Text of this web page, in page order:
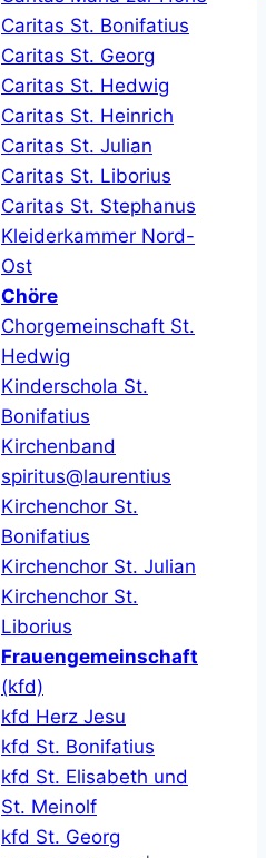
Caritas St. Bonifatius
Caritas St. Georg
Caritas St. Hedwig
Caritas St. Heinrich
Caritas St. Julian
Caritas St. Liborius
Caritas St. Stephanus
Kleiderkammer Nord-
Ost
Chöre
Chorgemeinschaft St.
Hedwig
Kinderschola St.
Bonifatius
Kirchenband
spiritus@laurentius
Kirchenchor St.
Bonifatius
Kirchenchor St. Julian
Kirchenchor St.
Liborius
Frauengemeinschaft
(kfd)
kfd Herz Jesu
kfd St. Bonifatius
kfd St. Elisabeth und
St. Meinolf
kfd St. Georg